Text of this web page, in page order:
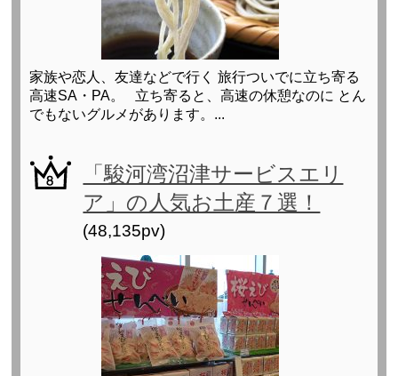
家族や恋人、友達などで行く 旅行ついでに立ち寄る
高速SA・PA。 立ち寄ると、高速の休憩なのに とん
でもないグルメがあります。...
「駿河湾沼津サービスエリ
ア」の人気お土産７選！
(48,135pv)